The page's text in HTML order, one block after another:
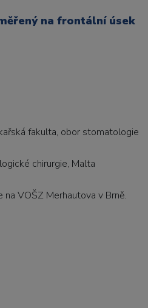
na frontální úsek
fakulta, obor stomatologie
chirurgie, Malta
VOŠZ Merhautova v Brně.